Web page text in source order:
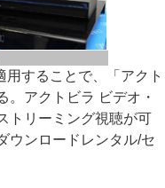
することで、「アクト
。アクトビラ ビデオ・
トリーミング視聴が可
ウンロードレンタル/セ